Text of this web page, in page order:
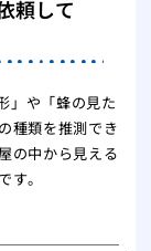
頼して
」や「蜂の見た
種類を推測でき
の中から見える
す。